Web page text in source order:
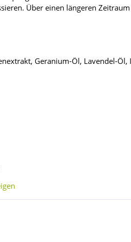
Über einen längeren
Geranium-Öl, Lavendel-